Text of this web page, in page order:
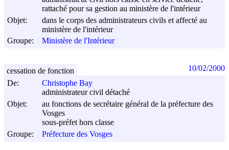
rattaché pour sa gestion au ministère de l'intérieur
Objet:
dans le corps des administrateurs civils et affecté au
ministère de l'intérieur
Groupe:
Ministère de l'Intérieur
De:
Christophe Bay
administrateur civil détaché
Objet:
au fonctions de secrétaire général de la préfecture des
Vosges
sous-préfet hors classe
Groupe:
Préfecture des Vosges
cessation de fonction 10/02/2000